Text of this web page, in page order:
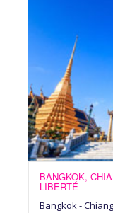
BANGKOK,
LIBERTÉ
Bangkok -